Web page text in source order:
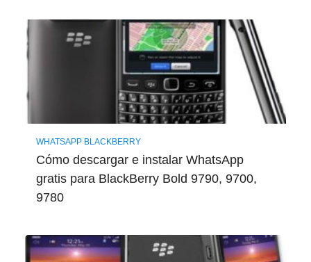
WHATSAPP BLACKBERRY
Cómo descargar e instalar WhatsApp
gratis para BlackBerry Bold 9790, 9700,
9780